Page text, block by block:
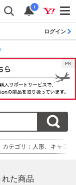
i
ログイン
カテゴリ ： 人形、キャラ
た商品